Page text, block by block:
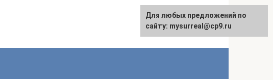
Для любых предложений по
сайту: mysurreal@cp9.ru